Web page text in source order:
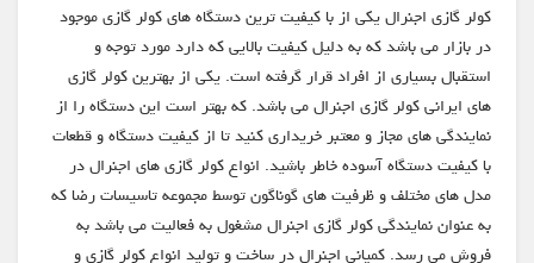
کولر گازی اجنرال یکی از با کیفیت ترین دستگاه های کولر گازی موجود
در بازار می باشد که به دلیل کیفیت بالایی که دارد مورد توجه و
استقبال بسیاری از افراد قرار گرفته است. یکی از بهترین کولر گازی
های ایرانی کولر گازی اجنرال می باشد. که بهتر است این دستگاه را از
نمایندگی های مجاز و معتبر خریداری کنید تا از کیفیت دستگاه و قطعات
با کیفیت دستگاه آسوده خاطر باشید. انواع کولر گازی های اجنرال در
مدل های مختلف و ظرفیت های گوناگون توسط مجموعه تاسیسات رضا که
به عنوان نمایندگی کولر گازی اجنرال مشغول به فعالیت می باشد به
فروش می رسد. کمپانی اجنرال در ساخت و تولید انواع کولر گازی و